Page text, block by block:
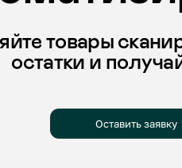
товары
и получайте